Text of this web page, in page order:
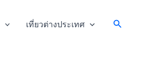
เที่ยวต่างประเทศ Search